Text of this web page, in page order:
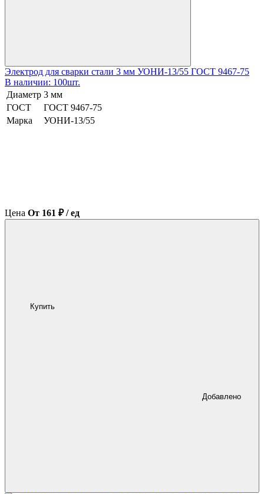
Электрод для сварки стали 3 мм УОНИ-13/55 ГОСТ 9467-75
В наличии: 100шт.
Диаметр 3 мм
ГОСТ
ГОСТ 9467-75
Марка
УОНИ-13/55
Цена От 161 ₽ / ед
Купить
Добавлено